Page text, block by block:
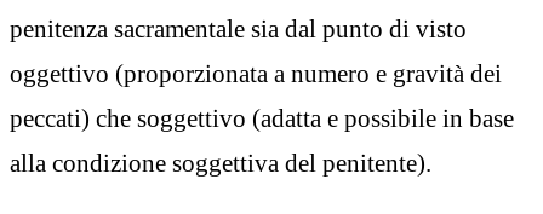
penitenza sacramentale sia dal punto di visto
oggettivo (proporzionata a numero e gravità dei
peccati) che soggettivo (adatta e possibile in base
alla condizione soggettiva del penitente).